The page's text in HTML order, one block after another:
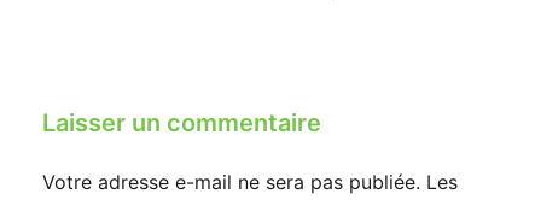
Laisser un commentaire
Votre adresse e-mail ne sera pas publiée. Les